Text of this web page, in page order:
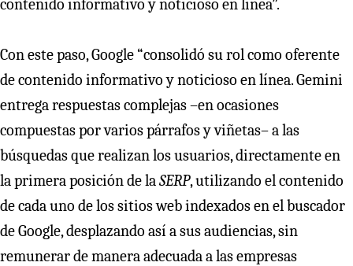
contenido informativo y noticioso en línea”.
Con este paso, Google “consolidó su rol como oferente
de contenido informativo y noticioso en línea. Gemini
entrega respuestas complejas –en ocasiones
compuestas por varios párrafos y viñetas– a las
búsquedas que realizan los usuarios, directamente en
la primera posición de laSERP, utilizando el contenido
de cada uno de los sitios web indexados en el buscador
de Google, desplazando así a sus audiencias, sin
remunerar de manera adecuada a las empresas